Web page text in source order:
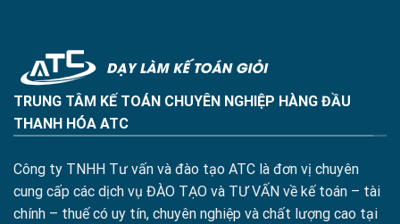
TRUNG TÂM KẾ TOÁN CHUYÊN NGHIỆP HÀNG ĐẦU
THANH HÓA ATC
Công ty TNHH Tư vấn và đào tạo ATC là đơn vị chuyên
cung cấp các dịch vụ ĐÀO TẠO và TƯ VẤN về kế toán – tài
chính – thuế có uy tín, chuyên nghiệp và chất lượng cao tại